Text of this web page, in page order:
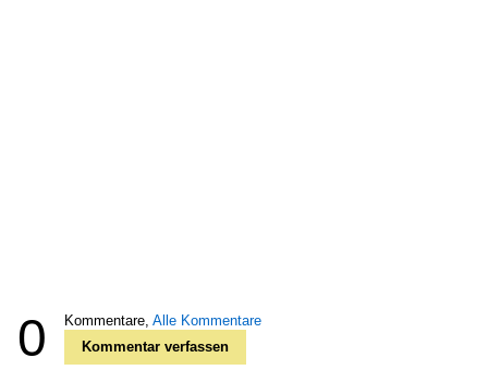
0 Kommentare, Alle Kommentare
Kommentar verfassen